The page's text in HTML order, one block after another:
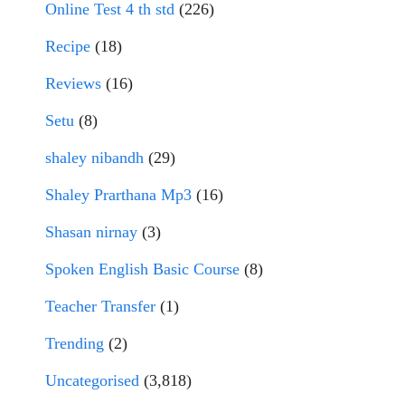
Online Test 4 th std (226)
Recipe (18)
Reviews (16)
Setu (8)
shaley nibandh (29)
Shaley Prarthana Mp3 (16)
Shasan nirnay (3)
Spoken English Basic Course (8)
Teacher Transfer (1)
Trending (2)
Uncategorised (3,818)